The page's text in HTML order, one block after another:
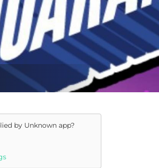
by Unknown app?